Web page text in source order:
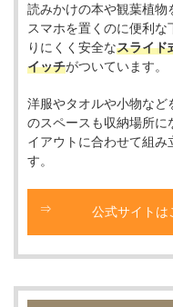
読みかけの本や観葉植
スマホを置くのに便利
りにくく安全なスライド
イッチがついています。
洋服やタオルや小物など
のスペースも収納場所に
イアウトに合わせて組み
す。
公式サイトは